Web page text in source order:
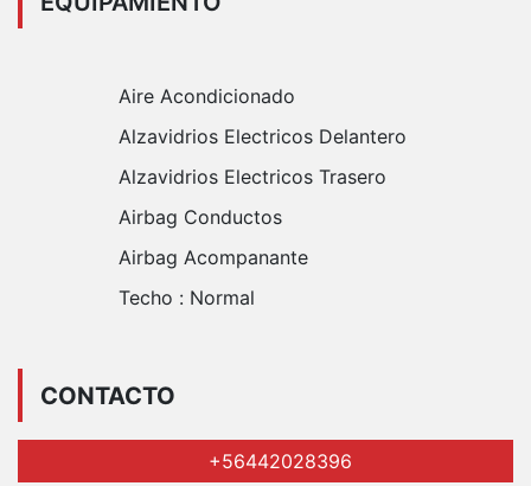
Aire Acondicionado
Alzavidrios Electricos Delantero
Alzavidrios Electricos Trasero
Airbag Conductos
Airbag Acompanante
Techo : Normal
CONTACTO
+56442028396